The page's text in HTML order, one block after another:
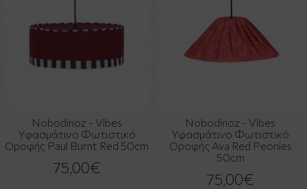
Nobodinoz - Vibes
Υφασμάτινο Φωτιστικό
Οροφής Paul Burnt Red 50cm
75,00€
Nobodinoz - Vibes
Υφασμάτινο Φωτιστικό
Οροφής Ava Red Peonies
50cm
75,00€